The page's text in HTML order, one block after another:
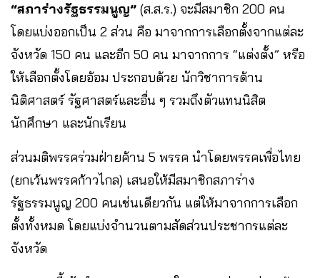
“สภาร่างรัฐธรรมนูญ” (ส.ส.ร.) จะมีสมาชิก 200 คน
โดยแบ่งออกเป็น 2 ส่วน คือ มาจากการเลือกตั้งจากแต่ละ
จังหวัด 150 คน และอีก 50 คน มาจากการ “แต่งตั้ง” หรือ
ให้เลือกตั้งโดยอ้อม ประกอบด้วย นักวิชาการด้าน
นิติศาสตร์ รัฐศาสตร์และอื่น ๆ รวมถึงตัวแทนนิสิต
นักศึกษา และนักเรียน
ส่วนมติพรรคร่วมฝ่ายค้าน 5 พรรค นำโดยพรรคเพื่อไทย
(ยกเว้นพรรคก้าวไกล) เสนอให้มีสมาชิกสภาร่าง
รัฐธรรมนูญ 200 คนเช่นเดียวกัน แต่ให้มาจากการเลือก
ตั้งทั้งหมด โดยแบ่งจำนวนตามสัดส่วนประชากรแต่ละ
จังหวัด